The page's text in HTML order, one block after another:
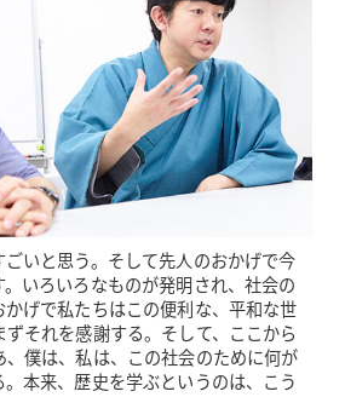
いと思う。そして先人のおかげで今
いろいろなものが発明され、社会の
げで私たちはこの便利な、平和な世
それを感謝する。そして、ここから
僕は、私は、この社会のために何が
本来、歴史を学ぶというのは、こう